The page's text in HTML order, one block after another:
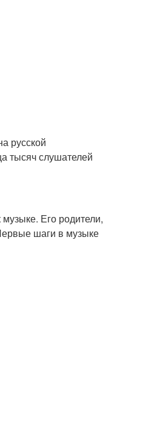
русской
тысяч слушателей
Его родители,
шаги в музыке